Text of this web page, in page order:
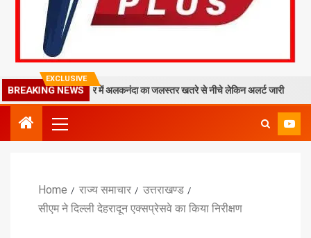
EXCLUSIVE
BREAKING NEWS
गिरा मलबा, श्रीनगर में अलकनंदा का जलस्तर खतरे से नीचे लेकिन अलर्ट जारी
Home राज्य समाचार
उत्तराखण्ड
सीएम ने दिल्ली देहरादून एक्सप्रेसवे का किया निरीक्षण